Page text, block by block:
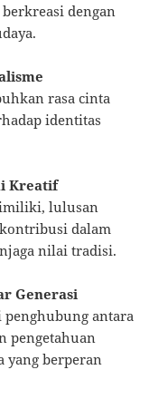
dengan
rasa cinta
identitas
Kreatif
lulusan
dalam
nilai tradisi.
Generasi
penghubung antara
pengetahuan
yang berperan